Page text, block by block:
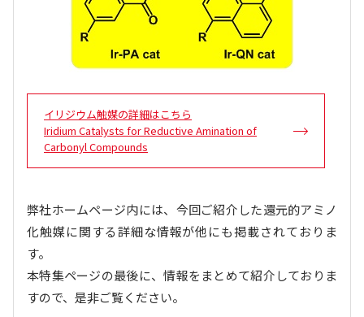
イリジウム触媒の詳細はこちら
Iridium Catalysts for Reductive Amination of
Carbonyl Compounds
弊社ホームページ内には、今回ご紹介した還元的アミノ
化触媒に関する詳細な情報が他にも掲載されておりま
す。
本特集ページの最後に、情報をまとめて紹介しておりま
すので、是非ご覧ください。